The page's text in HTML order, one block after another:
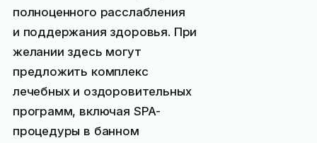
полноценного расслабления
и поддержания здоровья. При
желании здесь могут
предложить комплекс
лечебных и оздоровительных
программ, включая SPA-
процедуры в банном